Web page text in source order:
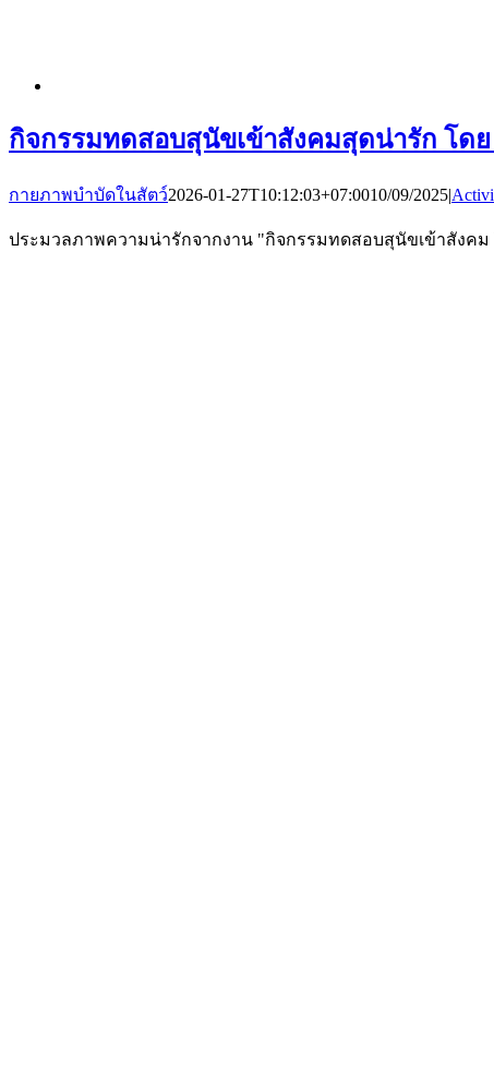
กิจกรรมทดสอบสุนัขเข้าสังคมสุดน่ารัก โดย
กายภาพบำบัดในสัตว์2026-01-27T10:12:03+07:0010/09/2025|
ประมวลภาพความน่ารักจากงาน "กิจกรรมทดสอบสุนัขเข้าสังคม โ